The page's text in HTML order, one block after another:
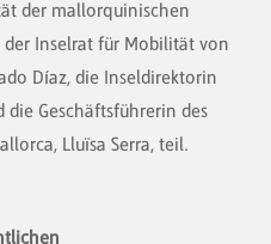
der mallorquinischen
der Inselrat für Mobilität von
Díaz, die Inseldirektorin
die Geschäftsführerin des
Lluïsa Serra, teil.